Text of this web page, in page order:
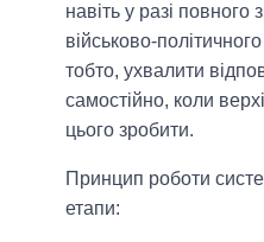
навіть у разі
військово-
тобто, ухвалити
самостійно, коли
цього зробити.
Принцип роботи
етапи: